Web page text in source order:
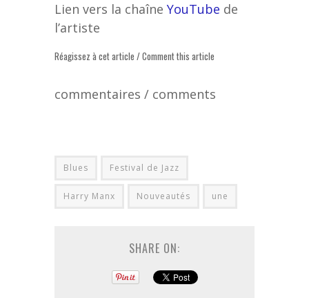
Lien vers la chaîne YouTube de
l’artiste
Réagissez à cet article / Comment this article
commentaires / comments
Blues Festival de Jazz
Harry Manx Nouveautés une
SHARE ON: